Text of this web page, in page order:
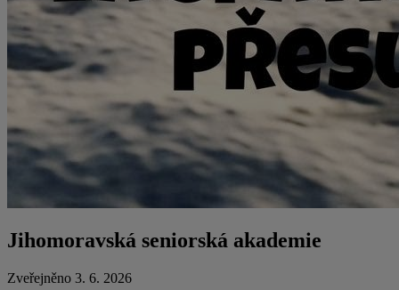
Jihomoravská seniorská akademie
Zveřejněno 3. 6. 2026